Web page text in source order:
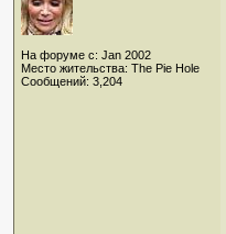
На форуме с: Jan 2002
Место жительства: The Pie Hole
Сообщений: 3,204